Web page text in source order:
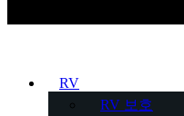
RV
RV 보호